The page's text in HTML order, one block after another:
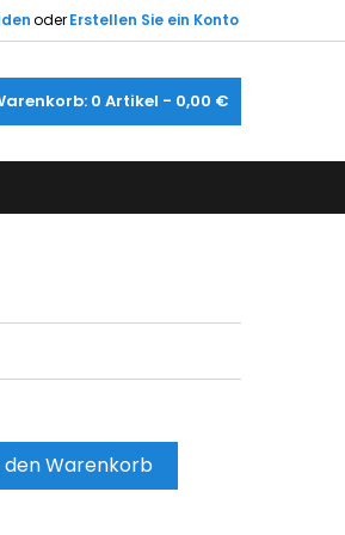
oderErstellen Sie ein Konto
0 Artikel - 0,00 €
den Warenkorb